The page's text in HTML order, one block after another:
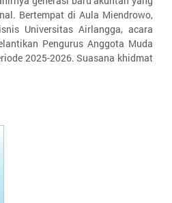
Bertempat di Aula Miendrowo,
Universitas Airlangga, acara
Pengurus Anggota Muda
2025-2026. Suasana khidmat